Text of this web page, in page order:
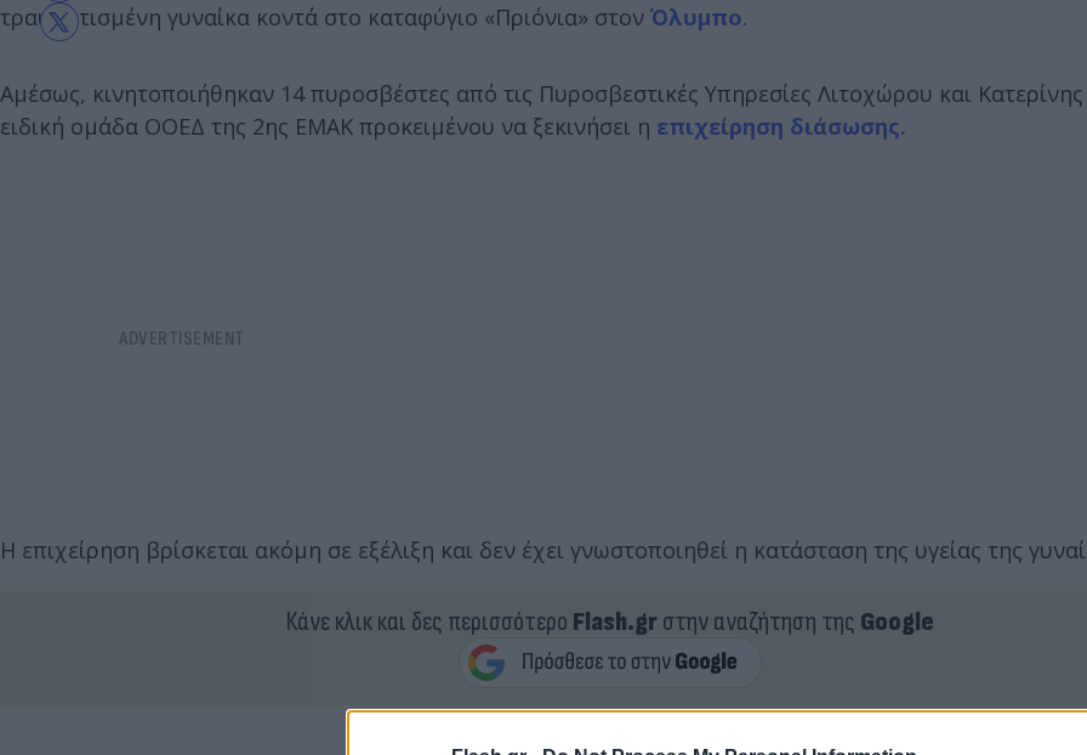
τραυματισμένη γυναίκα κοντά στο καταφύγιο «Πριόνια» στον Όλυμπο.
Αμέσως, κινητοποιήθηκαν 14 πυροσβέστες από τις Πυροσβεστικές Υπηρεσίες Λιτοχώρου και
ειδική ομάδα ΟΟΕΔ της 2ης ΕΜΑΚ προκειμένου να ξεκινήσει η επιχείρηση διάσωσης.
Η επιχείρηση βρίσκεται ακόμη σε εξέλιξη και δεν έχει γνωστοποιηθεί η κατάσταση της υγείας της
Κάνε κλικ και δες περισσότερο Flash.grστην αναζήτηση της Google